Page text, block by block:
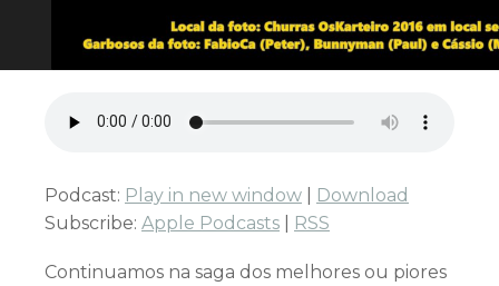
Podcast: Play in new window
Download
Subscribe: Apple Podcasts RSS
Continuamos na saga dos melhores ou piores